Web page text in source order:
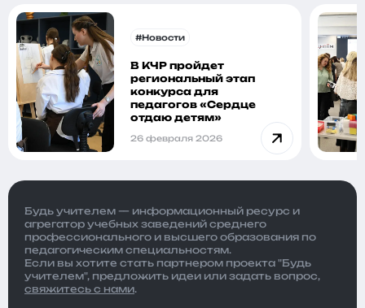
#Новости
В КЧР пройдет
региональный этап
конкурса для
педагогов «Сердце
отдаю детям»
26 февраля 2026
Будь учителем — информационный ресурс и
агрегатор учебных заведений среднего
профессионального и высшего образования по
педагогическим специальностям.
Если вы хотите стать партнером проекта "Будь
учителем", предложить идеи или задать вопрос,
свяжитесь с нами.